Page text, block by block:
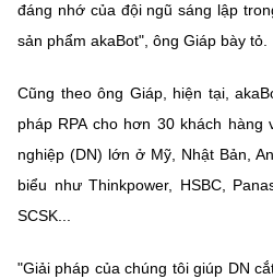
đáng nhớ của đội ngũ sáng lập
sản phẩm akaBot", ông Giáp bày tỏ.
Cũng theo ông Giáp, hiện tại,
pháp RPA cho hơn 30 khách hàng
nghiệp (DN) lớn ở Mỹ, Nhật Bản,
biểu như Thinkpower, HSBC,
SCSK...
"Giải pháp của chúng tôi giúp DN